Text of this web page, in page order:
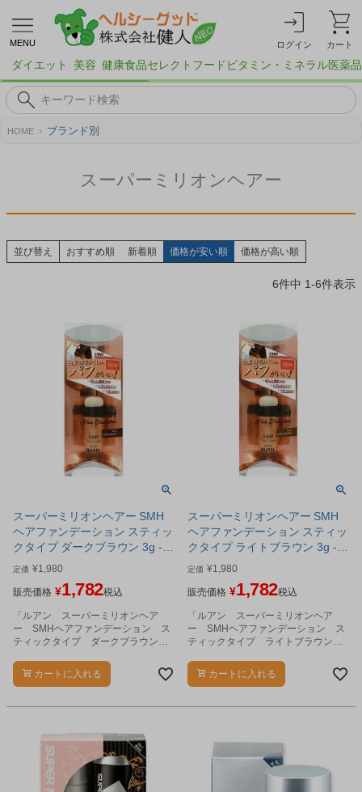
MENU ログイン カート
ダイエット 美容 健康食品セレクトフード ビタミン・ミネラル医薬品
HOME ブランド別
スーパーミリオンヘアー
並び替え おすすめ順 新着順 価格が安い順 価格が高い順
6件中 1-6件表示
スーパーミリオンヘアー SMH
ヘアファンデーション スティッ
クタイプ ダークブラウン 3g -
ルアン
定価 ¥1,980
販売価格 ¥1,782税込
「ルアン スーパーミリオンヘア
ー SMHヘアファンデーション ス
ティックタイプ ダークブラウン
のファンデーションです。
カートに入れる
スーパーミリオンヘアー SMH
ヘアファンデーション スティッ
クタイプ ライトブラウン 3g -
ルアン
定価 ¥1,980
販売価格 ¥1,782税込
「ルアン スーパーミリオンヘア
ー SMHヘアファンデーション ス
ティックタイプ ライトブラウン
のファンデーションです。
カートに入れる